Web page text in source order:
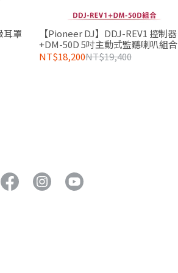
耳罩
【Pioneer DJ】DDJ-REV1 控制器
+DM-50D 5吋主動式監聽喇叭組合
(二色)
NT$18,200NT$19,400